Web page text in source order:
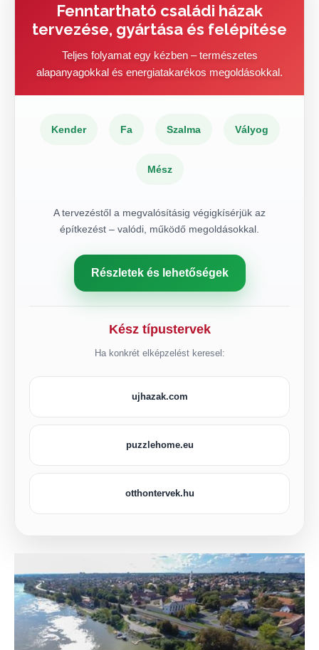
Fenntartható családi házak
tervezése, gyártása és felépítése
Teljes folyamat egy kézben – természetes
alapanyagokkal és energiatakarékos megoldásokkal.
Kender Fa Szalma Vályog
Mész
A tervezéstől a megvalósításig végigkísérjük az
építkezést – valódi, működő megoldásokkal.
Részletek és lehetőségek
Kész típustervek
Ha konkrét elképzelést keresel:
ujhazak.com
puzzlehome.eu
otthontervek.hu